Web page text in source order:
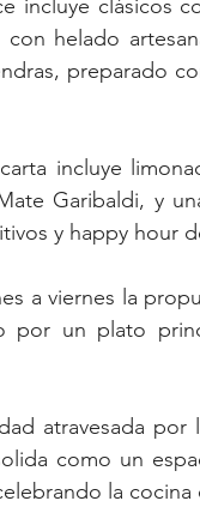
incluye clásicos
helado
preparado
incluye
Garibaldi, y
y happy hour
a viernes la
por un plato
atravesada
como un
la